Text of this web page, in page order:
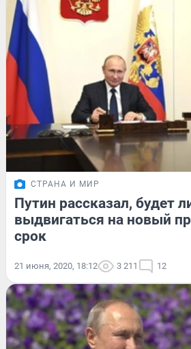
СТРАНА И МИР
Путин рассказал, будет
выдвигаться на новый
срок
21 июня, 2020, 18:12 3 211 12